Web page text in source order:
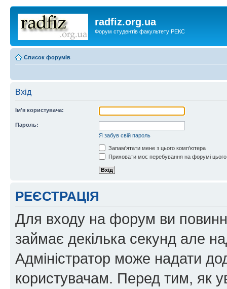
radfiz.org.ua
Форум студентів факультету РЕКС
Список форумів
Вхід
Ім'я користувача:
Пароль:
Я забув свій пароль
Запам'ятати мене з цього комп'ютера
Приховати моє перебування на форумі
РЕЄСТРАЦІЯ
Для входу на форум ви
займає декілька секунд але
Адміністратор може надати
користувачам. Перед тим, як